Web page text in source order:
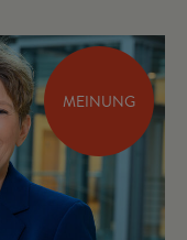
MEINUNG